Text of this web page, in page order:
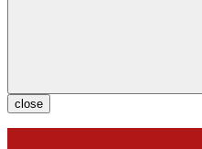
close